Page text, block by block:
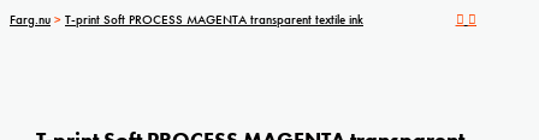
Farg.nu > T-print Soft PROCESS MAGENTA transparent textile ink